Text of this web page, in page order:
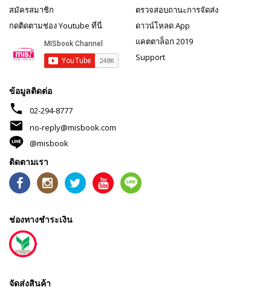
สมัครสมาชิก
กดติดตามช่อง Youtube ที่นี่
ตรวจสอบถานะการจัดส่ง
ดาวน์โหลด App
แคตตาล็อก 2019
Support
ข้อมูลติดต่อ
phone 02-294-8777
mail
no-reply@misbook.com
@misbook
ติดตามเรา
ช่องทางชำระเงิน
จัดส่งสินค้า